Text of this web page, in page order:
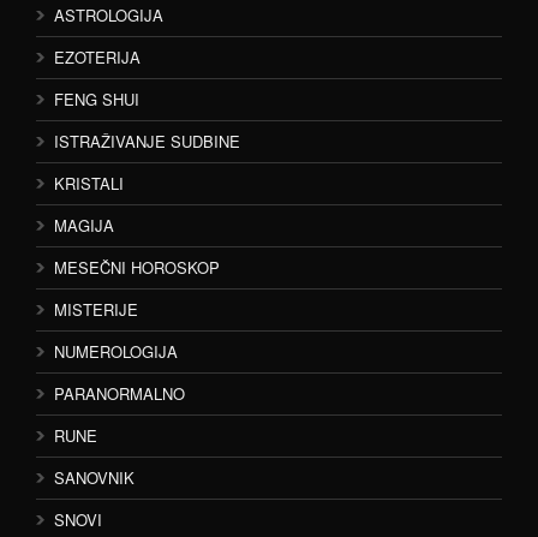
ASTROLOGIJA
EZOTERIJA
FENG SHUI
ISTRAŽIVANJE SUDBINE
KRISTALI
MAGIJA
MESEČNI HOROSKOP
MISTERIJE
NUMEROLOGIJA
PARANORMALNO
RUNE
SANOVNIK
SNOVI